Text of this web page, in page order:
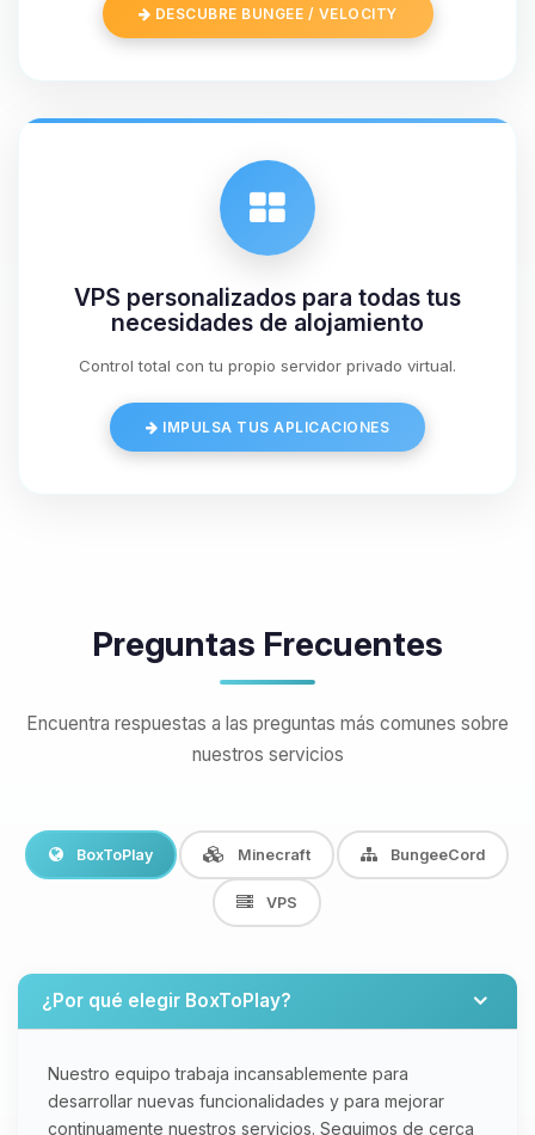
DESCUBRE BUNGEE / VELOCITY
VPS personalizados para todas tus
necesidades de alojamiento
Control total con tu propio servidor privado virtual.
IMPULSA TUS APLICACIONES
Preguntas Frecuentes
Encuentra respuestas a las preguntas más comunes sobre
nuestros servicios
BoxToPlay Minecraft BungeeCord
VPS
¿Por qué elegir BoxToPlay?
Nuestro equipo trabaja incansablemente para
desarrollar nuevas funcionalidades y para mejorar
continuamente nuestros servicios. Seguimos de cerca
que necesitas y moveré mis